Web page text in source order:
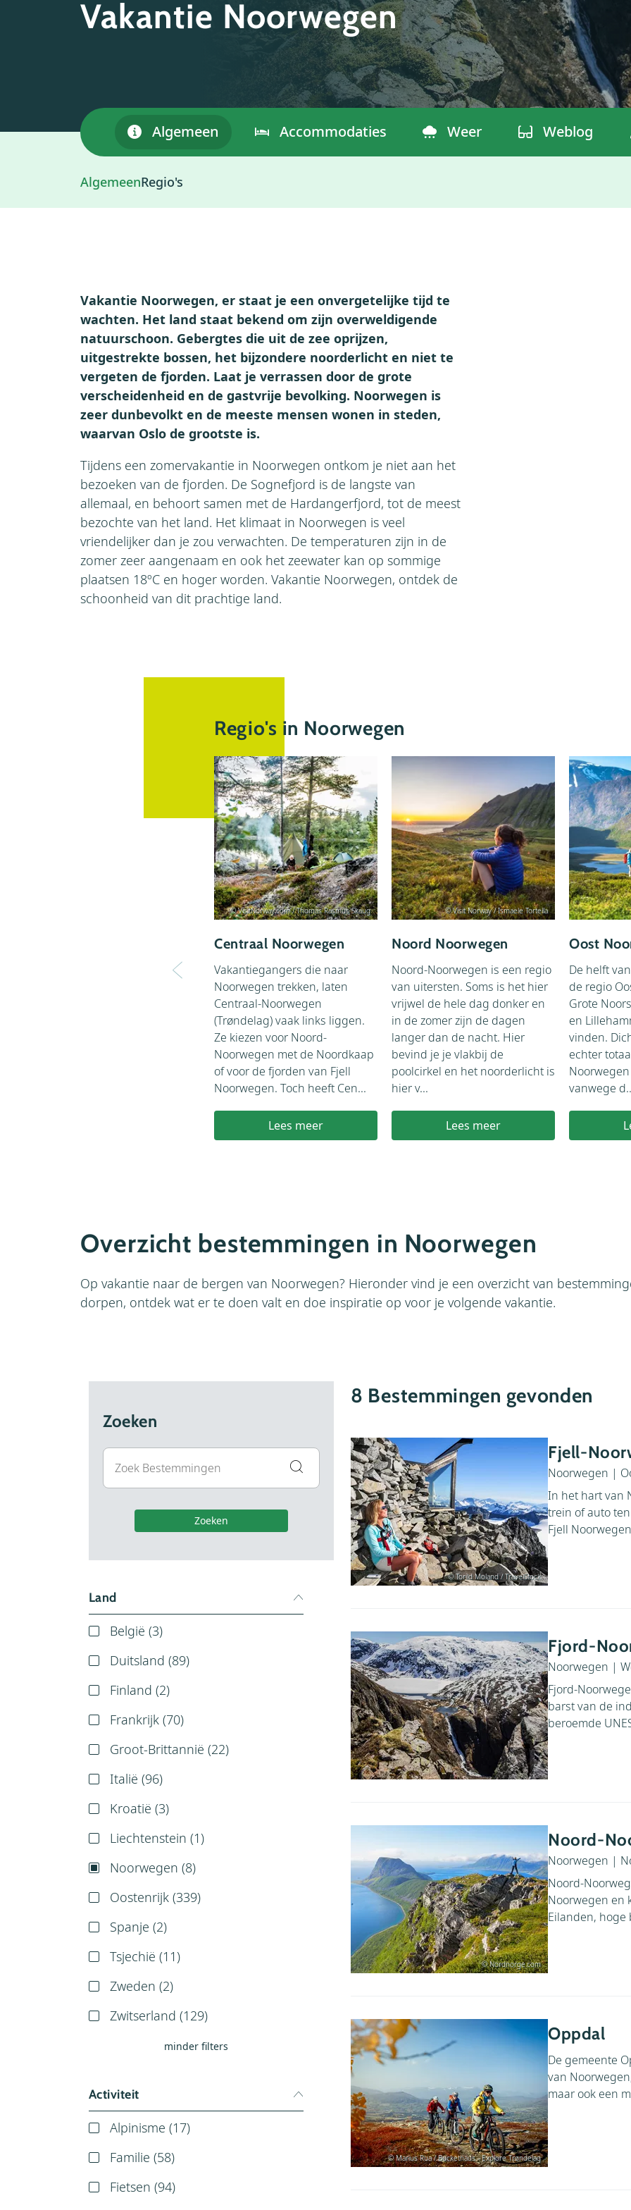
Vakantie Noorwegen
Algemeen Accommodaties Weer Weblog
AlgemeenRegio's
Vakantie Noorwegen, er staat je een onvergetelijke tijd te
wachten. Het land staat bekend om zijn overweldigende
natuurschoon. Gebergtes die uit de zee oprijzen,
uitgestrekte bossen, het bijzondere noorderlicht en niet te
vergeten de fjorden. Laat je verrassen door de grote
verscheidenheid en de gastvrije bevolking. Noorwegen is
zeer dunbevolkt en de meeste mensen wonen in steden,
waarvan Oslo de grootste is.
Tijdens een zomervakantie in Noorwegen ontkom je niet aan het
bezoeken van de fjorden. De Sognefjord is de langste van
allemaal, en behoort samen met de Hardangerfjord, tot de meest
bezochte van het land. Het klimaat in Noorwegen is veel
vriendelijker dan je zou verwachten. De temperaturen zijn in de
zomer zeer aangenaam en ook het zeewater kan op sommige
plaatsen 18ºC en hoger worden. Vakantie Noorwegen, ontdek de
schoonheid van dit prachtige land.
Regio's in Noorwegen
© VisitNorway.com / Thomas Rasmus Skaug
Centraal Noorwegen
Vakantiegangers die naar
Noorwegen trekken, laten
Centraal-Noorwegen
(Trøndelag) vaak links liggen.
Ze kiezen voor Noord-
Noorwegen met de Noordkaap
of voor de fjorden van Fjell
Noorwegen. Toch heeft Cen...
Lees meer
© Visit Norway / Ismaele Tortella
Noord Noorwegen
Noord-Noorwegen is een regio
van uitersten. Soms is het hier
vrijwel de hele dag donker en
in de zomer zijn de dagen
langer dan de nacht. Hier
bevind je je vlakbij de
poolcirkel en het noorderlicht is
hier v...
Lees meer
Oost
De helft
de regio
Grote
en
vinden.
echter
vanwege
Overzicht bestemmingen in Noorwegen
Op vakantie naar de bergen van Noorwegen? Hieronder vind je een overzicht van
dorpen, ontdek wat er te doen valt en doe inspiratie op voor je volgende vakantie.
Zoeken
Zoeken
Land
België (3)
Duitsland (89)
Finland (2)
Frankrijk (70)
Groot-Brittannië (22)
Italië (96)
Kroatië (3)
Liechtenstein (1)
Noorwegen (8)
Oostenrijk (339)
Spanje (2)
Tsjechië (11)
Zweden (2)
Zwitserland (129)
minder filters
Activiteit
Alpinisme (17)
Familie (58)
Fietsen (94)
8 Bestemmingen gevonden
© Torild Moland / TravelStock
Fjell-
Noorwegen |
In het hart van
trein of auto
Fjell
Fjord-
Noorwegen |
Fjord-
barst van de
beroemde
© Nordnorge.com
Noord-
Noorwegen |
Noord-
Noorwegen en
Eilanden, hoge
© Marius Rua / Buckethaus - Explore Trøndelag
Oppdal
De gemeente
van
maar ook een